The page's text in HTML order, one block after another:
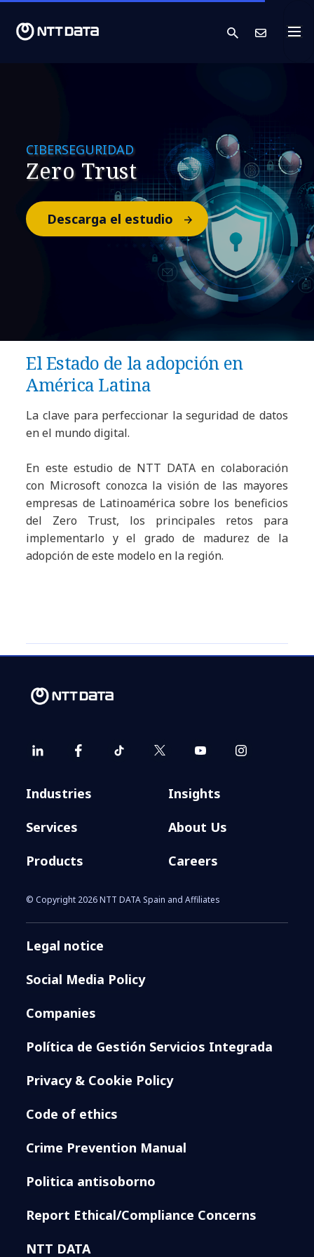
search
CIBERSEGURIDAD
Zero Trust
Descarga el estudio
El Estado de la adopción en
América Latina
La clave para perfeccionar la seguridad de datos
en el mundo digital.
En este estudio de NTT DATA en colaboración
con Microsoft conozca la visión de las mayores
empresas de Latinoamérica sobre los beneficios
del Zero Trust, los principales retos para
implementarlo y el grado de madurez de la
adopción de este modelo en la región.
Industries
Services
Products
Insights
About Us
Careers
© Copyright 2026 NTT DATA Spain and Affiliates
Legal notice
Social Media Policy
Companies
Política de Gestión Servicios Integrada
Privacy & Cookie Policy
Code of ethics
Crime Prevention Manual
Politica antisoborno
Report Ethical/Compliance Concerns
NTT DATA